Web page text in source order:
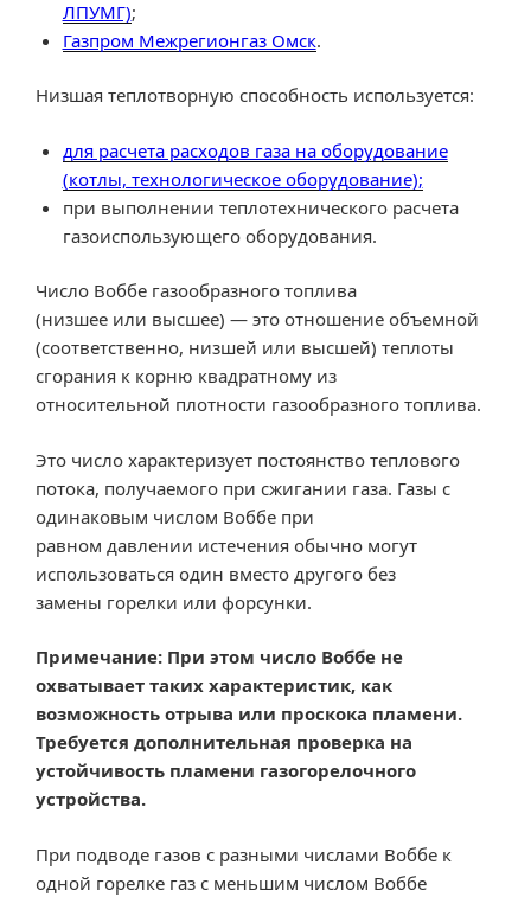
ЛПУМГ);
Газпром Межрегионгаз Омск.
Низшая теплотворную способность используется:
для расчета расходов газа на оборудование
(котлы, технологическое оборудование);
при выполнении теплотехнического расчета
газоиспользующего оборудования.
Число Воббе газообразного топлива
(низшее или высшее) — это отношение объемной
(соответственно, низшей или высшей) теплоты
сгорания к корню квадратному из
относительной плотности газообразного топлива.
Это число характеризует постоянство теплового
потока, получаемого при сжигании газа. Газы c
одинаковым числом Воббе при
равном давлении истечения обычно могут
использоваться один вместо другого без
замены горелки или форсунки.
Примечание: При этом число Воббе не
охватывает таких характеристик, как
возможность отрыва или проскока пламени.
Требуется дополнительная проверка на
устойчивость пламени газогорелочного
устройства.
При подводе газов с разными числами Воббе к
одной горелке газ с меньшим числом Воббе